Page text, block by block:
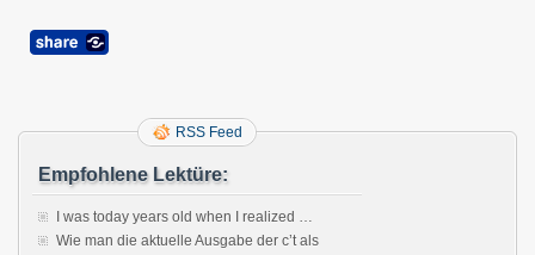
RSS Feed
Empfohlene Lektüre:
I was today years old when I realized …
Wie man die aktuelle Ausgabe der c’t als